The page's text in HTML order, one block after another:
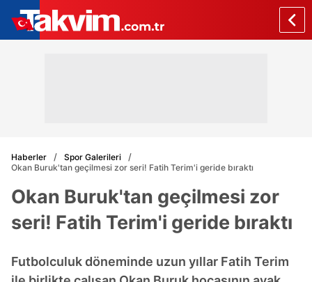
Haberler
Spor Galerileri
Okan Buruk'tan geçilmesi zor seri! Fatih Terim'i geride bıraktı
Okan Buruk'tan geçilmesi zor
seri! Fatih Terim'i geride bıraktı
Futbolculuk döneminde uzun yıllar Fatih Terim